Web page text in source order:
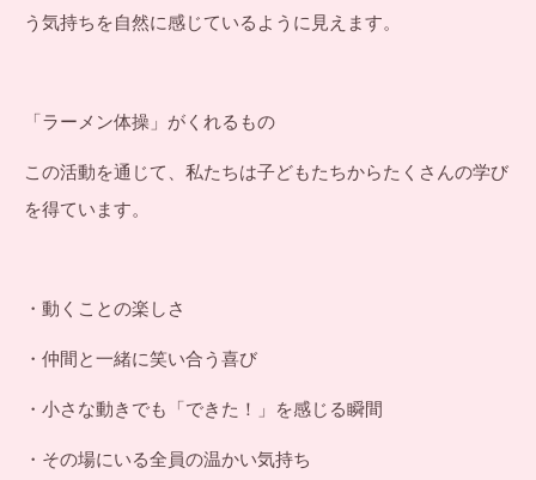
う気持ちを自然に感じているように見えます。
「ラーメン体操」がくれるもの
この活動を通じて、私たちは子どもたちからたくさんの学び
を得ています。
・動くことの楽しさ
・仲間と一緒に笑い合う喜び
・小さな動きでも「できた！」を感じる瞬間
・その場にいる全員の温かい気持ち